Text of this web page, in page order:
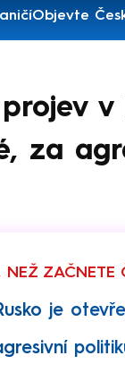
Objevte
v
za
NEŽ ZAČNETE
je